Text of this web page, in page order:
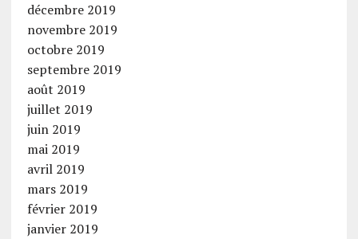
décembre 2019
novembre 2019
octobre 2019
septembre 2019
août 2019
juillet 2019
juin 2019
mai 2019
avril 2019
mars 2019
février 2019
janvier 2019